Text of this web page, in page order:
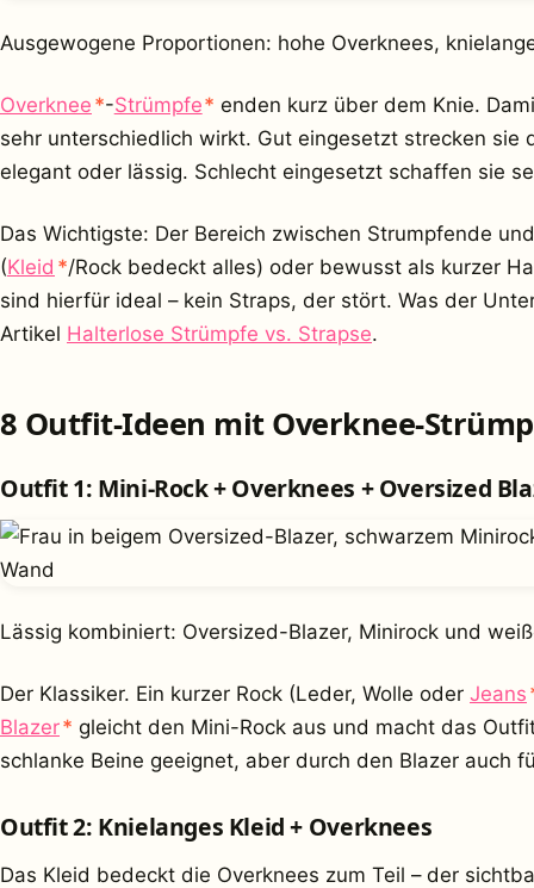
Ausgewogene Proportionen: hohe Overknees,
Overknee *(Werbung)
-Strümpfe* (Werbung)
enden kurz über dem Knie.
sehr unterschiedlich wirkt. Gut eingesetzt strecken
elegant oder lässig. Schlecht eingesetzt schaffen sie
Das Wichtigste: Der Bereich zwischen Strumpfende
(Kleid *(Werbung)
/Rock bedeckt alles) oder bewusst als kurzer
sind hierfür ideal – kein Straps, der stört. Was der
Artikel Halterlose Strümpfe vs. Strapse.
8 Outfit-Ideen mit Overknee-
Outfit 1: Mini-Rock + Overknees + Oversized
Lässig kombiniert: Oversized-Blazer, Minirock und
Der Klassiker. Ein kurzer Rock (Leder, Wolle oder Jeans
Blazer*(Werbung)
gleicht den Mini-Rock aus und macht das
schlanke Beine geeignet, aber durch den Blazer auch
Outfit 2: Knielanges Kleid + Overknees
Das Kleid bedeckt die Overknees zum Teil – der